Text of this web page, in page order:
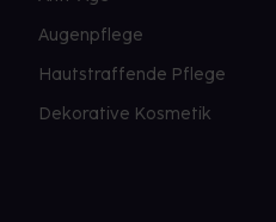
Augenpflege
Hautstraffende Pflege
Dekorative Kosmetik